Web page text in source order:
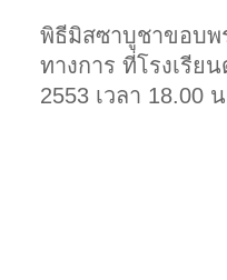
พิธีมิสซาบูชาขอบพ
ทางการ ที่โรงเรีย
2553 เวลา 18.00